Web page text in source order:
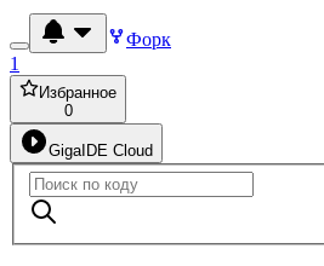
Форк
1
Избранное
0
GigaIDE Cloud